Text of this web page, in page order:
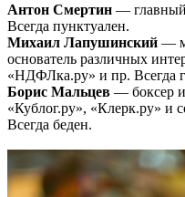
Антон Смертин — главный
Всегда пунктуален.
Михаил Лапушинский —
основатель различных
«НДФЛка.ру» и пр. Всегда
Борис Мальцев — боксер и
«Кублог.ру», «Клерк.ру» и
Всегда беден.